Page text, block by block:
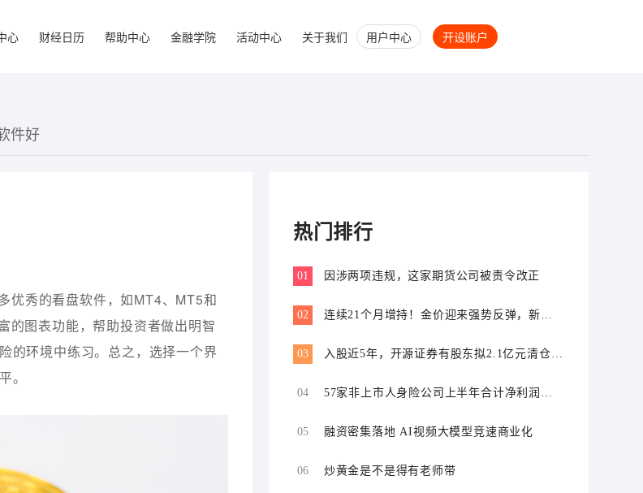
心 财经日历 帮助中心 金融学院 活动中心 关于我们 用户中心 开设账户
件好
优秀的看盘软件，如MT4、MT5和
的图表功能，帮助投资者做出明智
的环境中练习。总之，选择一个界
。
热门排行
01 因涉两项违规，这家期货公司被责令改正
02
连续21个月增持！金价迎来强势反弹，新一
03
入股近5年，开源证券有股东拟2.1亿元清仓离
04
57家非上市人身险公司上半年合计净利润同
05
融资密集落地 AI视频大模型竞速商业化
06 炒黄金是不是得有老师带